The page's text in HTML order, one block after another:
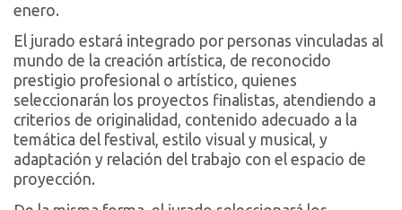
enero.
El jurado estará integrado por personas vinculadas al
mundo de la creación artística, de reconocido
prestigio profesional o artístico, quienes
seleccionarán los proyectos finalistas, atendiendo a
criterios de originalidad, contenido adecuado a la
temática del festival, estilo visual y musical, y
adaptación y relación del trabajo con el espacio de
proyección.